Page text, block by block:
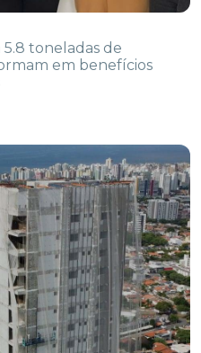
toneladas de
em benefícios